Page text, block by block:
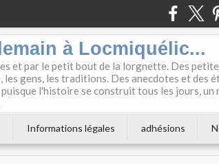
à Locmiquélic...
et par le petit bout de la lorgnette. Des
gens, les traditions. Des anecdotes et des
l'histoire se construit tous les jours, un
Informations légales adhésions